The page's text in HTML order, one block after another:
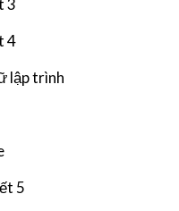
3
4
lập trình
5